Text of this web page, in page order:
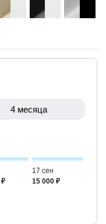
4 месяца
₽
17 сен
15 000 ₽